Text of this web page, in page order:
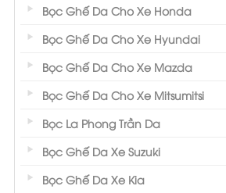
Bọc Ghế Da Cho Xe Honda
Bọc Ghế Da Cho Xe Hyundai
Bọc Ghế Da Cho Xe Mazda
Bọc Ghế Da Cho Xe Mitsumitsi
Bọc La Phong Trần Da
Bọc Ghế Da Xe Suzuki
Bọc Ghế Da Xe Kia